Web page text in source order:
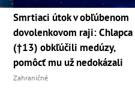
Smrtiaci útok v obľúbenom
dovolenkovom raji: Chlapca
(†13) obkľúčili medúzy,
pomôcť mu už nedokázali
Zahraničné